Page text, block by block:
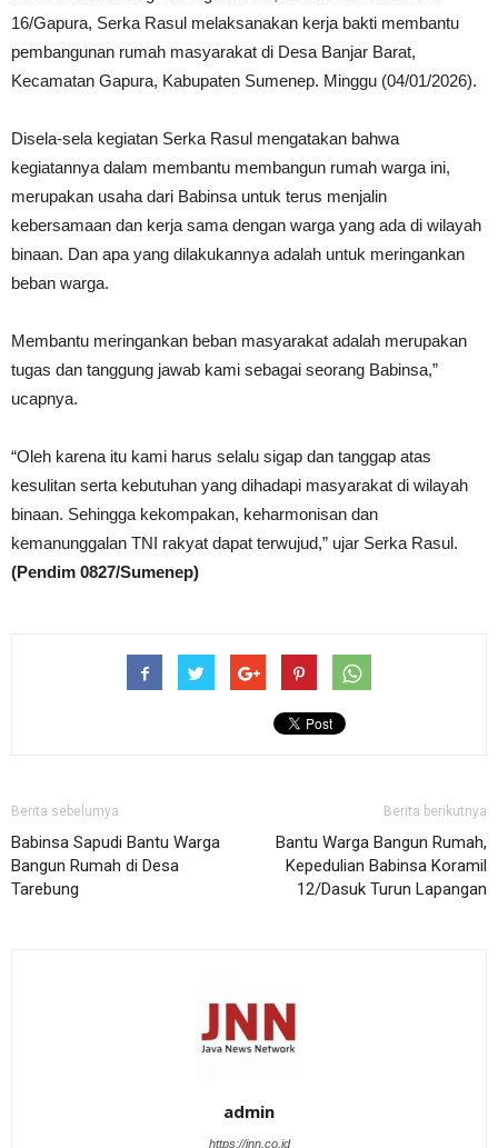
16/Gapura, Serka Rasul melaksanakan kerja bakti membantu
pembangunan rumah masyarakat di Desa Banjar Barat,
Kecamatan Gapura, Kabupaten Sumenep. Minggu (04/01/2026).
Disela-sela kegiatan Serka Rasul mengatakan bahwa
kegiatannya dalam membantu membangun rumah warga ini,
merupakan usaha dari Babinsa untuk terus menjalin
kebersamaan dan kerja sama dengan warga yang ada di wilayah
binaan. Dan apa yang dilakukannya adalah untuk meringankan
beban warga.
Membantu meringankan beban masyarakat adalah merupakan
tugas dan tanggung jawab kami sebagai seorang Babinsa,”
ucapnya.
“Oleh karena itu kami harus selalu sigap dan tanggap atas
kesulitan serta kebutuhan yang dihadapi masyarakat di wilayah
binaan. Sehingga kekompakan, keharmonisan dan
kemanunggalan TNI rakyat dapat terwujud,” ujar Serka Rasul.
(Pendim 0827/Sumenep)
Berita sebelumya
Babinsa Sapudi Bantu Warga
Bangun Rumah di Desa
Tarebung
Berita berikutnya
Bantu Warga Bangun Rumah,
Kepedulian Babinsa Koramil
12/Dasuk Turun Lapangan
admin
https://jnn.co.id